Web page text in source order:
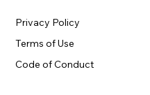
Terms of Use
Privacy Policy
Code of Conduct